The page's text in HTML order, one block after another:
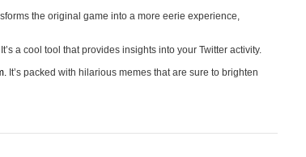
the original game into a more eerie experience,
It’s a cool tool that provides insights into your Twitter activity.
It’s packed with hilarious memes that are sure to brighten